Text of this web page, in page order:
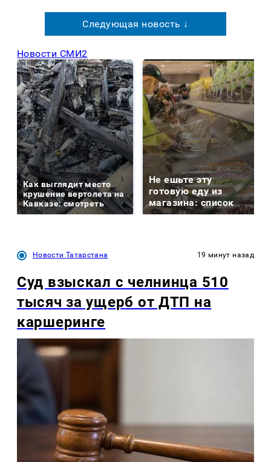
Следующая новость ↓
Новости СМИ2
Как выглядит место
крушение вертолета на
Кавказе: смотреть
Не ешьте эту
готовую еду из
магазина: список
Новости Татарстана 19 минут назад
Суд взыскал с челнинца 510
тысяч за ущерб от ДТП на
каршеринге